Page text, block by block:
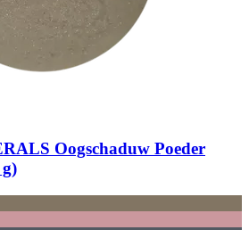
Oogschaduw Poeder